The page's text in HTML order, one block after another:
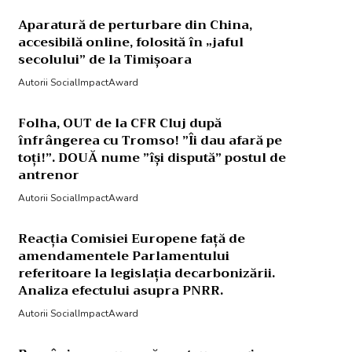
Aparatură de perturbare din China,
accesibilă online, folosită în „jaful
secolului” de la Timișoara
Autorii SocialImpactAward
Folha, OUT de la CFR Cluj după
înfrângerea cu Tromso! ”Îi dau afară pe
toți!”. DOUĂ nume ”își dispută” postul de
antrenor
Autorii SocialImpactAward
Reacția Comisiei Europene față de
amendamentele Parlamentului
referitoare la legislația decarbonizării.
Analiza efectului asupra PNRR.
Autorii SocialImpactAward